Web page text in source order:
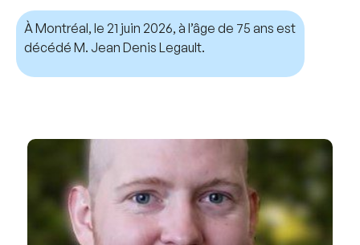
À Montréal, le 21 juin 2026, à l’âge de 75 ans est
décédé M. Jean Denis Legault.